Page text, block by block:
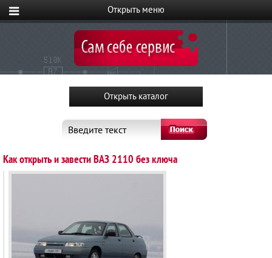
Введите текст
Как открыть и завести ВАЗ 2110 без ключа